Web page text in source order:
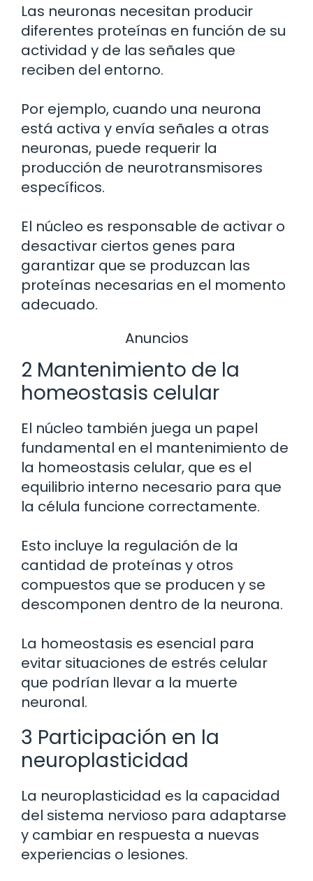
Las neuronas necesitan producir
diferentes proteínas en función de su
actividad y de las señales que
reciben del entorno.
Por ejemplo, cuando una neurona
está activa y envía señales a otras
neuronas, puede requerir la
producción de neurotransmisores
específicos.
El núcleo es responsable de activar o
desactivar ciertos genes para
garantizar que se produzcan las
proteínas necesarias en el momento
adecuado.
Anuncios
2 Mantenimiento de la
homeostasis celular
El núcleo también juega un papel
fundamental en el mantenimiento de
la homeostasis celular, que es el
equilibrio interno necesario para que
la célula funcione correctamente.
Esto incluye la regulación de la
cantidad de proteínas y otros
compuestos que se producen y se
descomponen dentro de la neurona.
La homeostasis es esencial para
evitar situaciones de estrés celular
que podrían llevar a la muerte
neuronal.
3 Participación en la
neuroplasticidad
La neuroplasticidad es la capacidad
del sistema nervioso para adaptarse
y cambiar en respuesta a nuevas
experiencias o lesiones.